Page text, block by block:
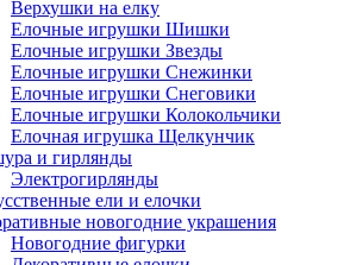
Верхушки на елку
Елочные игрушки Шишки
Елочные игрушки Звезды
Елочные игрушки Снежинки
Елочные игрушки Снеговики
Елочные игрушки Колокольчики
Елочная игрушка Щелкунчик
и гирлянды
Электрогирлянды
ели и елочки
новогодние украшения
Новогодние фигурки